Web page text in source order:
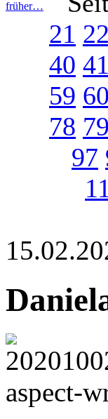
früher…
21 22
40 41
59 60
78 79
97